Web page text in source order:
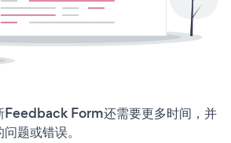
Feedback Form还需要更多时间，并
题或错误。